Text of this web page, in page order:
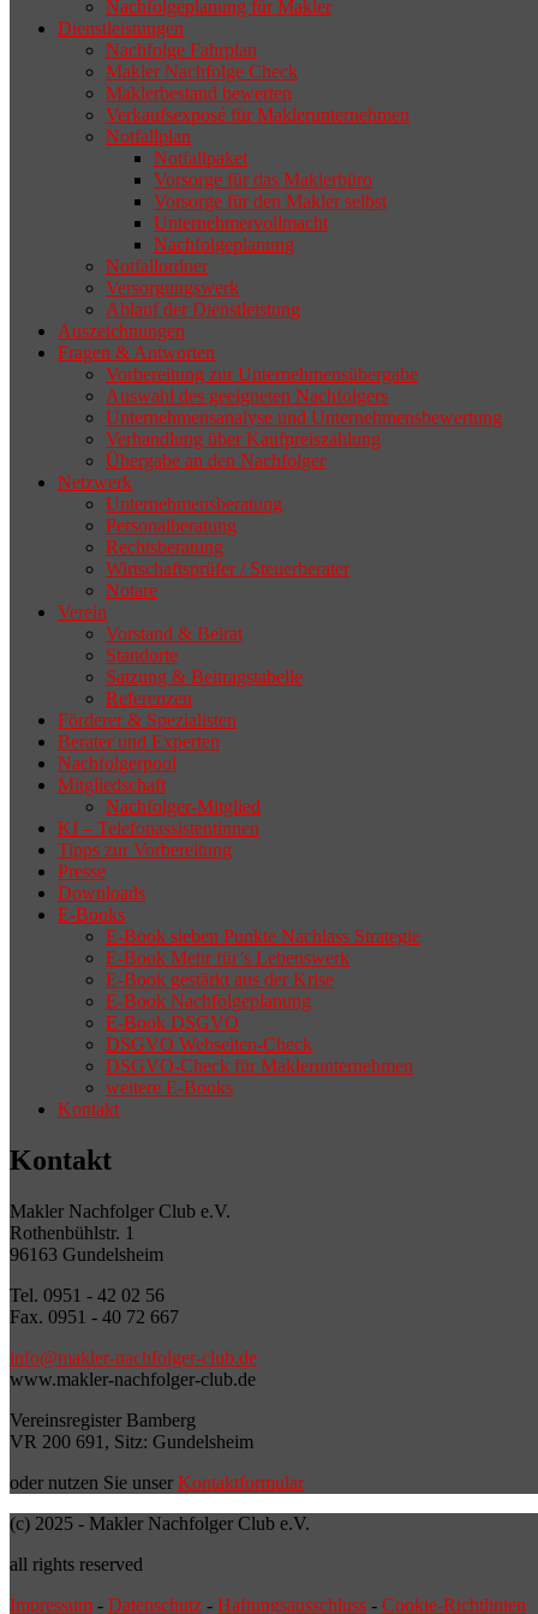
geeigneten Nachfolger findet, droht nicht
selten die Geschäftsaufgabe.
Nachfolgeplanung für Makler
Dienstleistungen
Nachfolge Fahrplan
Makler Nachfolge Check
Maklerbestand bewerten
Verkaufsexposé für Maklerunternehmen
Notfallplan
Notfallpaket
Vorsorge für das Maklerbüro
Vorsorge für den Makler selbst
Unternehmervollmacht
Nachfolgeplanung
Notfallordner
Versorgungswerk
Ablauf der Dienstleistung
Auszeichnungen
Fragen & Antworten
Vorbereitung zur Unternehmensübergabe
Auswahl des geeigneten Nachfolgers
Unternehmensanalyse und Unternehmensbewertung
Verhandlung über Kaufpreiszahlung
Übergabe an den Nachfolger
Netzwerk
Unternehmensberatung
Personalberatung
Rechtsberatung
Wirtschaftsprüfer / Steuerberater
Notare
Verein
Vorstand & Beirat
Standorte
Satzung & Beitragstabelle
Referenzen
Förderer & Spezialisten
Berater und Experten
Nachfolgerpool
Mitgliedschaft
Nachfolger-Mitglied
KI – Telefonassistentinnen
Tipps zur Vorbereitung
Presse
Downloads
E-Books
E-Book sieben Punkte Nachlass Strategie
E-Book Mehr für’s Lebenswerk
E-Book gestärkt aus der Krise
E-Book Nachfolgeplanung
E-Book DSGVO
DSGVO Webseiten-Check
DSGVO-Check für Maklerunternehmen
weitere E-Books
Kontakt
Kontakt
Makler Nachfolger Club e.V.
Rothenbühlstr. 1
96163 Gundelsheim
Tel. 0951 - 42 02 56
Fax. 0951 - 40 72 667
info@makler-nachfolger-club.de
www.makler-nachfolger-club.de
Vereinsregister Bamberg
VR 200 691, Sitz: Gundelsheim
oder nutzen Sie unser Kontaktformular
(c) 2025 - Makler Nachfolger Club e.V.
all rights reserved
Impressum - Datenschutz - Haftungsausschluss - Cookie-Richtlinien